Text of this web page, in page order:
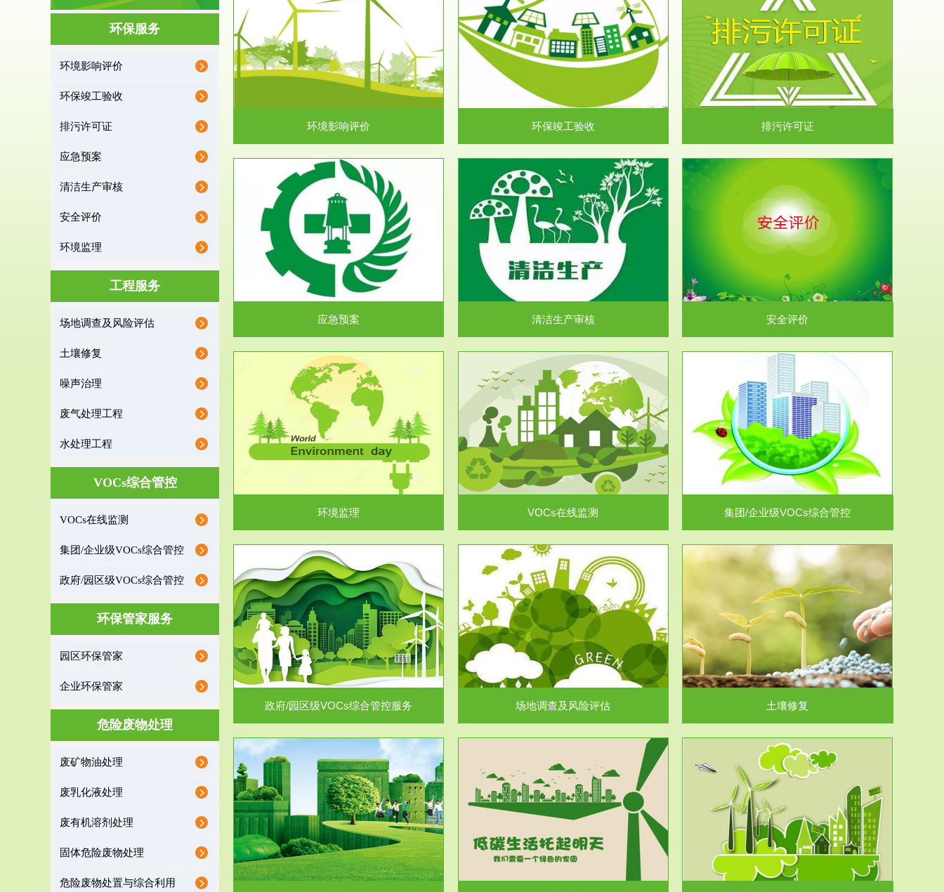
环保服务
环境影响评价
环保竣工验收
排污许可证
应急预案
清洁生产审核
安全评价
环境监理
工程服务
场地调查及风险评估
土壤修复
噪声治理
废气处理工程
水处理工程
VOCs综合管控
VOCs在线监测
集团/企业级VOCs综合管控
政府/园区级VOCs综合管控
环保管家服务
园区环保管家
企业环保管家
危险废物处理
废矿物油处理
废乳化液处理
废有机溶剂处理
固体危险废物处理
危险废物处置与综合利用
服务范围
环境影响评价
据《中华人民共和国环境保护法》第十九条 编制
有关开发利用规划，建...
环境影响评价
服务范围
环保竣工验收
根据《建设项目环境保护管理条例》第十七条 编
制环境影响报告书、...
环保竣工验收
服务范围
排污许可证
排污许可申报咨询：（排污许可证）根据《中华
人民共和国环境保护法》...
排污许可证
业事业单位应当按照...
应急预案
服务范围
清洁生产审核
根据《中华人民共和国清洁生产促进法》、《清
洁生产审核暂行办法...
清洁生产审核
服务范围
安全评价
安全评价安全评价目的是查找、分析和预测工
程、系统、生产经营活...
安全评价
收监管的重要辅助...
环境监理
服务范围
VOCs在线监测
根据《重点区域大气污染防治“十二五”规划》有
机废气净化率达...
VOCs在线监测
服务范围
集团/企业级VOCs综合管控
进行VOCs管控，首先就要找到排放的源头，并
监测估算出排放量。企业...
集团/企业级VOCs综合管控
政府/园区级VOCs综合管控服务
根据《石化行业挥发性有机物综合整治方案》文
政府/园区级VOCs综合管控服务
服务范围
场地调查及风险评估
受政府或企业委托，对于拟关停搬迁和拟变更土
地利用方式或者土地使...
场地调查及风险评估
服务范围
土壤修复
土壤修复
服务范围
噪声治理
服务范围
废气处理工程
服务范围
水处理工程